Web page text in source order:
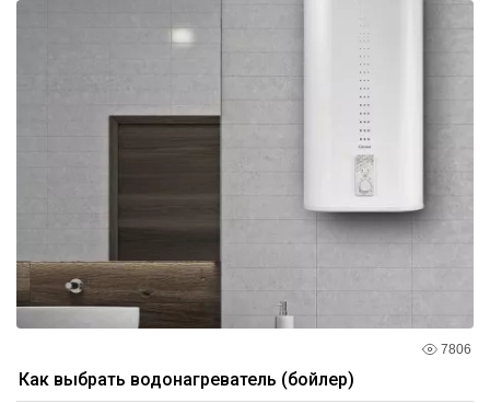
7806
Как выбрать водонагреватель (бойлер)